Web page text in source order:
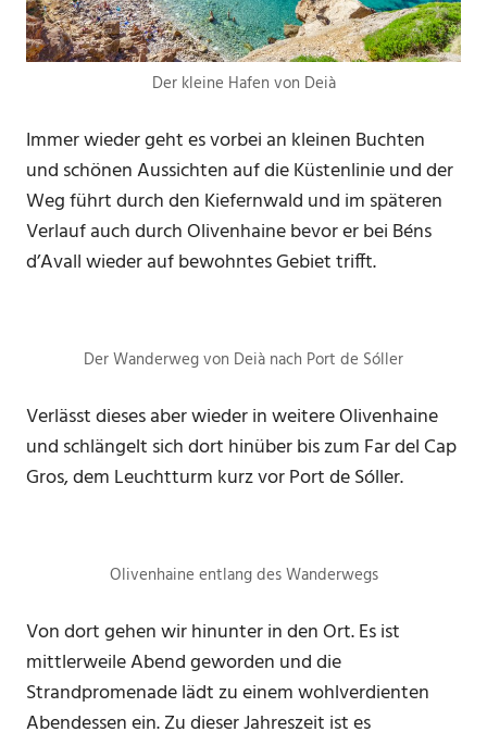
Der kleine Hafen von Deià
Immer wieder geht es vorbei an kleinen Buchten
und schönen Aussichten auf die Küstenlinie und der
Weg führt durch den Kiefernwald und im späteren
Verlauf auch durch Olivenhaine bevor er bei Béns
d’Avall wieder auf bewohntes Gebiet trifft.
Der Wanderweg von Deià nach Port de Sóller
Verlässt dieses aber wieder in weitere Olivenhaine
und schlängelt sich dort hinüber bis zum Far del Cap
Gros, dem Leuchtturm kurz vor Port de Sóller.
Olivenhaine entlang des Wanderwegs
Von dort gehen wir hinunter in den Ort. Es ist
mittlerweile Abend geworden und die
Strandpromenade lädt zu einem wohlverdienten
Abendessen ein. Zu dieser Jahreszeit ist es